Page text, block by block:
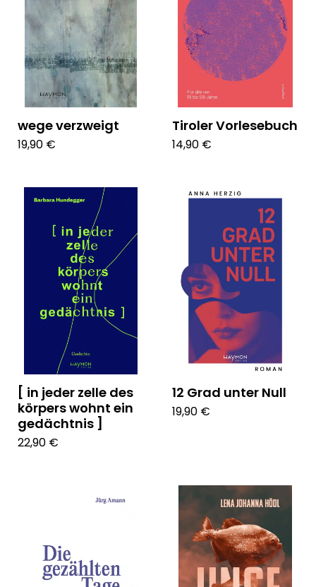
wege verzweigt
19,90 €
Tiroler Vorlesebuch
14,90 €
[ in jeder zelle des
körpers wohnt ein
gedächtnis ]
22,90 €
12 Grad unter Null
19,90 €